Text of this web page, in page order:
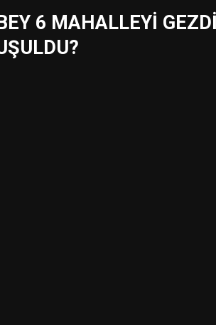
6 MAHALLEYİ